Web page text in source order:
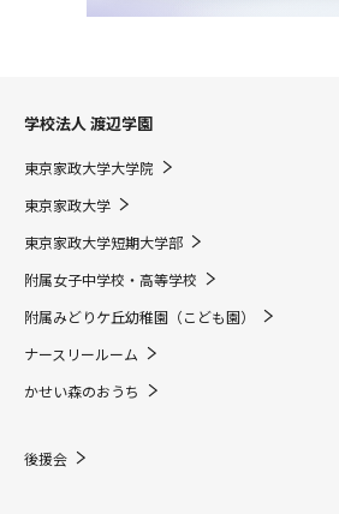
学校法人 渡辺学園
東京家政大学大学院
東京家政大学
東京家政大学短期大学部
附属女子中学校・高等学校
附属みどりケ丘幼稚園（こども園）
ナースリールーム
かせい森のおうち
後援会